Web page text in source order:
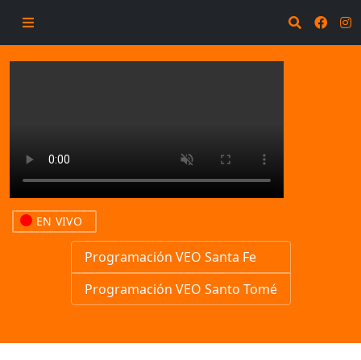
EN VIVO
Programación VEO Santa Fe
Programación VEO Santo Tomé